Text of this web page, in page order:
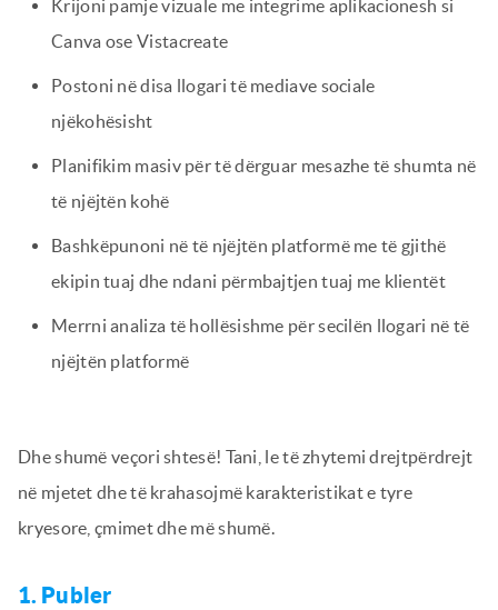
Krijoni pamje vizuale me integrime aplikacionesh si
Canva ose Vistacreate
Postoni në disa llogari të mediave sociale
njëkohësisht
Planifikim masiv për të dërguar mesazhe të shumta në
të njëjtën kohë
Bashkëpunoni në të njëjtën platformë me të gjithë
ekipin tuaj dhe ndani përmbajtjen tuaj me klientët
Merrni analiza të hollësishme për secilën llogari në të
njëjtën platformë
Dhe shumë veçori shtesë! Tani, le të zhytemi drejtpërdrejt
në mjetet dhe të krahasojmë karakteristikat e tyre
kryesore, çmimet dhe më shumë.
1. Publer